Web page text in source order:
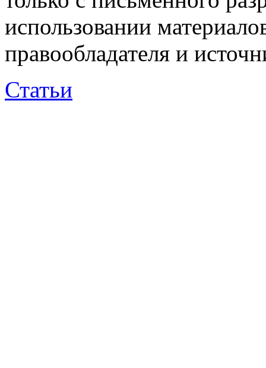
использовании
правообладателя и
Статьи